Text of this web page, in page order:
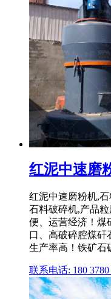
红泥中速磨
红泥中速磨粉机,
石料破碎机,产品
便、运营经济！煤
口、高破碎腔煤矸
生产率高！铁矿石
联系电话: 180 3780